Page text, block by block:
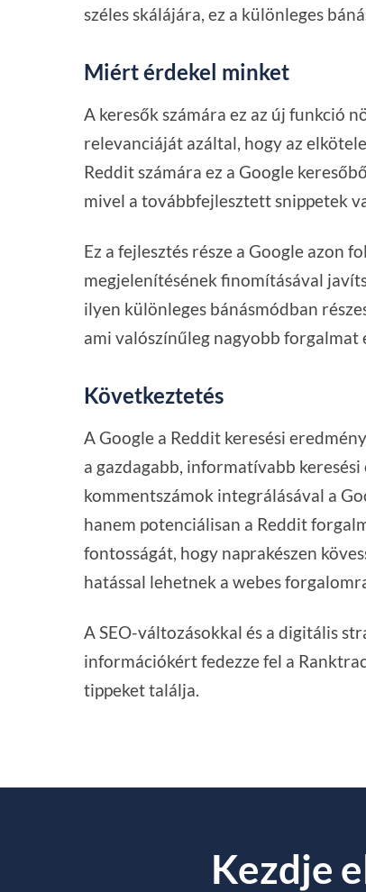
széles skálájára, ez a különleges
Miért érdekel minket
A keresők számára ez az új funkció
relevanciáját azáltal, hogy az
Reddit számára ez a Google
mivel a továbbfejlesztett snippetek
Ez a fejlesztés része a Google azon
megjelenítésének finomításával
ilyen különleges bánásmódban
ami valószínűleg nagyobb forgalmat
Következtetés
A Google a Reddit keresési
a gazdagabb, informatívabb
kommentszámok integrálásával a
hanem potenciálisan a Reddit
fontosságát, hogy naprakészen
hatással lehetnek a webes
A SEO-változásokkal és a digitális
információkért fedezze fel a
tippeket találja.
Kezdje